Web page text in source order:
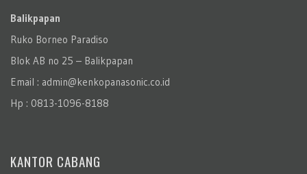
Balikpapan
Ruko Borneo Paradiso
Blok AB no 25 – Balikpapan
Email : admin@kenkopanasonic.co.id
Hp : 0813-1096-8188
KANTOR CABANG